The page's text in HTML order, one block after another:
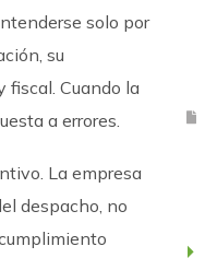
solo por
su
fiscal. Cuando la
a errores.
La empresa
despacho, no